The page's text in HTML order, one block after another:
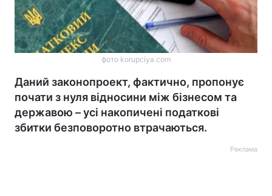
фото korupciya.com
Даний законопроект, фактично, пропонує
почати з нуля відносини між бізнесом та
державою – усі накопичені податкові
збитки безповоротно втрачаються.
Реклама